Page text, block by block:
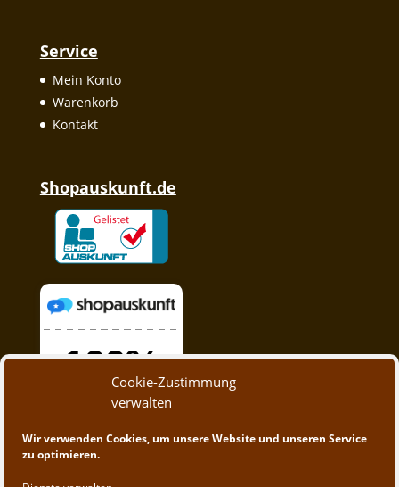
Cookie-Zustimmung
verwalten
Wir verwenden Cookies, um unsere Website und unseren Service
zu optimieren.
Service
Mein Konto
Warenkorb
Kontakt
Shopauskunft.de